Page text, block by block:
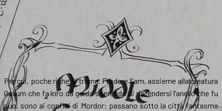
Per cui, poche righe di trama. Frodo e Sam, assieme alla creatura
Gollum che fa loro da guida sperando di riprendersi l’anello che fu
suo, sono ai confini di Mordor: passano sotto la città fantasma